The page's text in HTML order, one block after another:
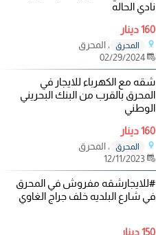
نادي الحاله
160 دينار
المحرق
، المحرق
02/29/2024
شقه مع الكهرباء للايجار في
المحرق بالقرب من البنك البحريني
الوطني
160 دينار
المحرق
، المحرق
12/11/2023
#للايجارشقه مفروش في المحرق
في شارع البلديه خلف جراج الغاوي
150 دينار